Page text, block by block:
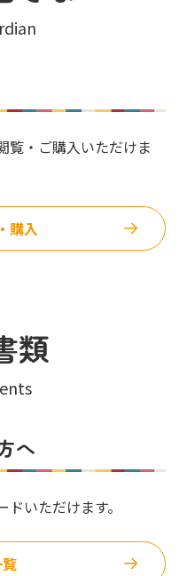
覧・ご購入いただけま
購入
類
へ
いただけます。